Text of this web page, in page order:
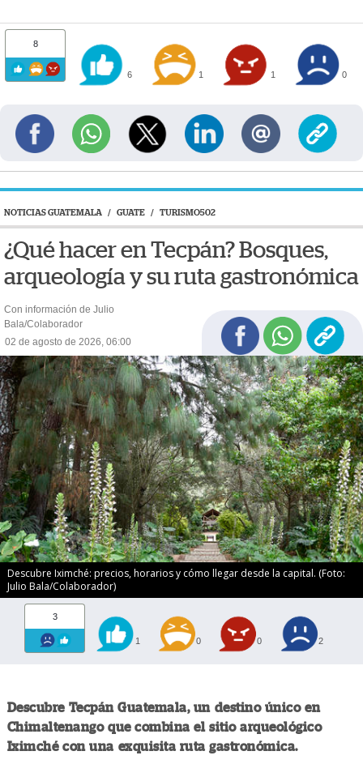
8
6 1 1 0
NOTICIAS GUATEMALA / GUATE / TURISMO502
¿Qué hacer en Tecpán? Bosques,
arqueología y su ruta gastronómica
Con información de Julio
Bala/Colaborador
02 de agosto de 2026, 06:00
Descubre Iximché: precios, horarios y cómo llegar desde la capital. (Foto:
Julio Bala/Colaborador)
3
1 0 0 2
Descubre Tecpán Guatemala, un destino único en
Chimaltenango que combina el sitio arqueológico
Iximché con una exquisita ruta gastronómica.